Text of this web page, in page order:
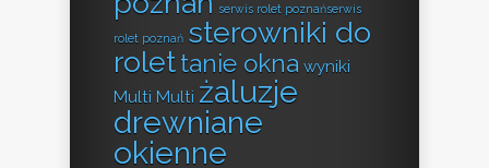
serwis rolet poznańserwis
rolet poznań sterowniki do
rolettanie okna wyniki
Multi Multi żaluzje
drewniane
okienne